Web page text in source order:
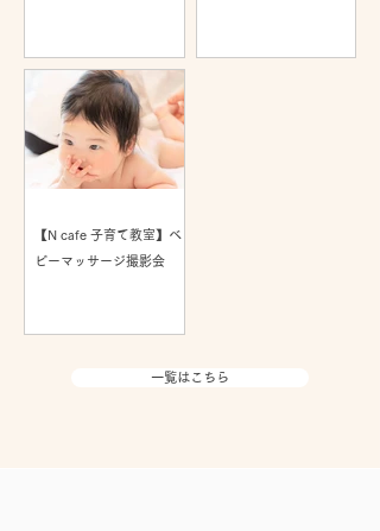
【N cafe 子育て教室】ベ
ビーマッサージ撮影会
一覧はこちら